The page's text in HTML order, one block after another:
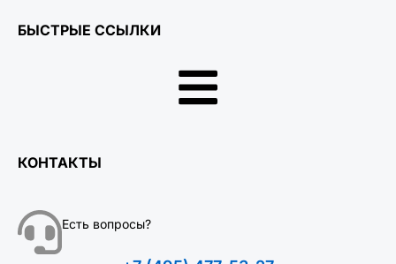
БЫСТРЫЕ ССЫЛКИ
КОНТАКТЫ
Есть вопросы?